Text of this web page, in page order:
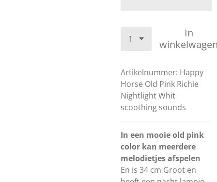
In
Artikelnummer: Happy
Horse Old Pink Richie
Nightlight Whit
scoothing sounds
In een mooie old pink
color kan meerdere
melodietjes afspelen
En is 34 cm Groot en